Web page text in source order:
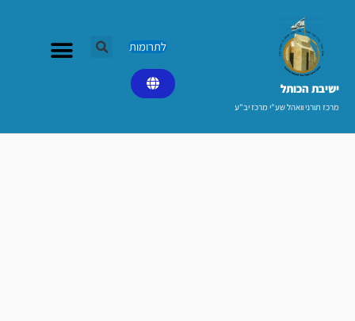
ישיבת הכותל​
מרכז תורני וואהל שע"י מרכז יב"ע
לתרומות